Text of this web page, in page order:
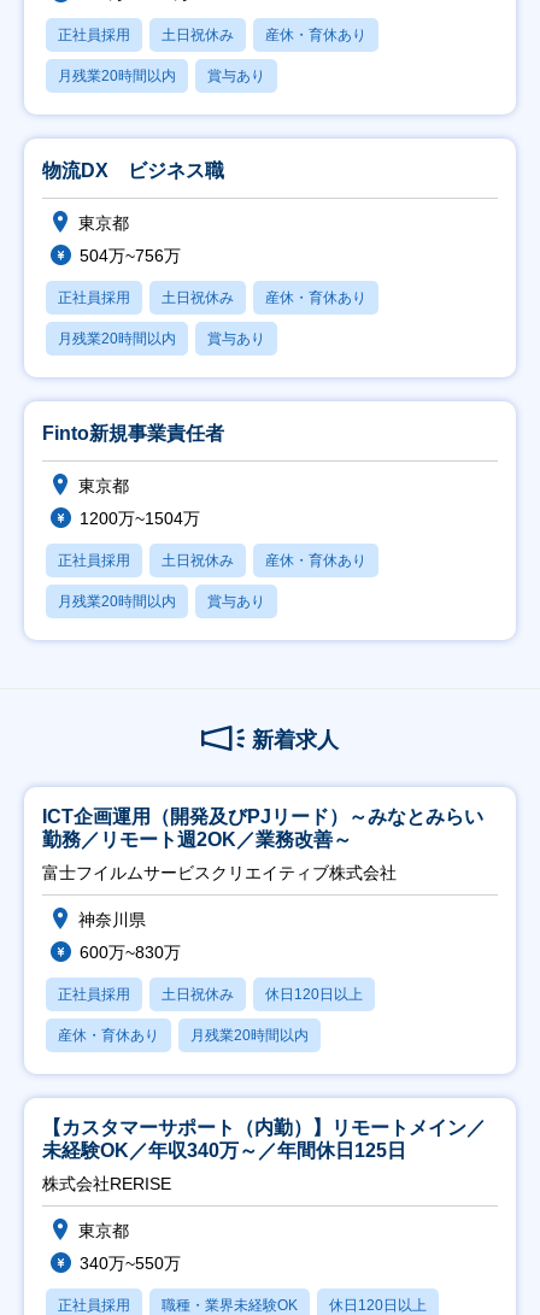
正社員採用 土日祝休み 産休・育休あり
月残業20時間以内 賞与あり
物流DX ビジネス職
東京都
504万~756万
正社員採用 土日祝休み 産休・育休あり
月残業20時間以内 賞与あり
Finto新規事業責任者
東京都
1200万~1504万
正社員採用 土日祝休み 産休・育休あり
月残業20時間以内 賞与あり
新着求人
ICT企画運用（開発及びPJリード）～みなとみらい
勤務／リモート週2OK／業務改善～
富士フイルムサービスクリエイティブ株式会社
神奈川県
600万~830万
正社員採用 土日祝休み 休日120日以上
産休・育休あり 月残業20時間以内
【カスタマーサポート（内勤）】リモートメイン／
未経験OK／年収340万～／年間休日125日
株式会社RERISE
東京都
340万~550万
正社員採用 職種・業界未経験OK 休日120日以上